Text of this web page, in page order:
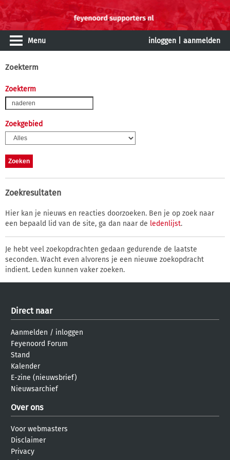
Menu inloggen aanmelden
Zoekterm
Zoekterm
Zoekgebied
Zoekresultaten
Hier kan je nieuws en reacties doorzoeken. Ben je op zoek naar
een bepaald lid van de site, ga dan naar de ledenlijst.
Je hebt veel zoekopdrachten gedaan gedurende de laatste
seconden. Wacht even alvorens je een nieuwe zoekopdracht
indient. Leden kunnen vaker zoeken.
Direct naar
Aanmelden / inloggen
Feyenoord Forum
Stand
Kalender
E-zine (nieuwsbrief)
Nieuwsarchief
Over ons
Voor webmasters
Disclaimer
Privacy